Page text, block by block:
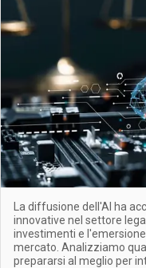
La diffusione dell'AI ha
innovative nel settore
investimenti e
mercato. Analizziamo
prepararsi al meglio per